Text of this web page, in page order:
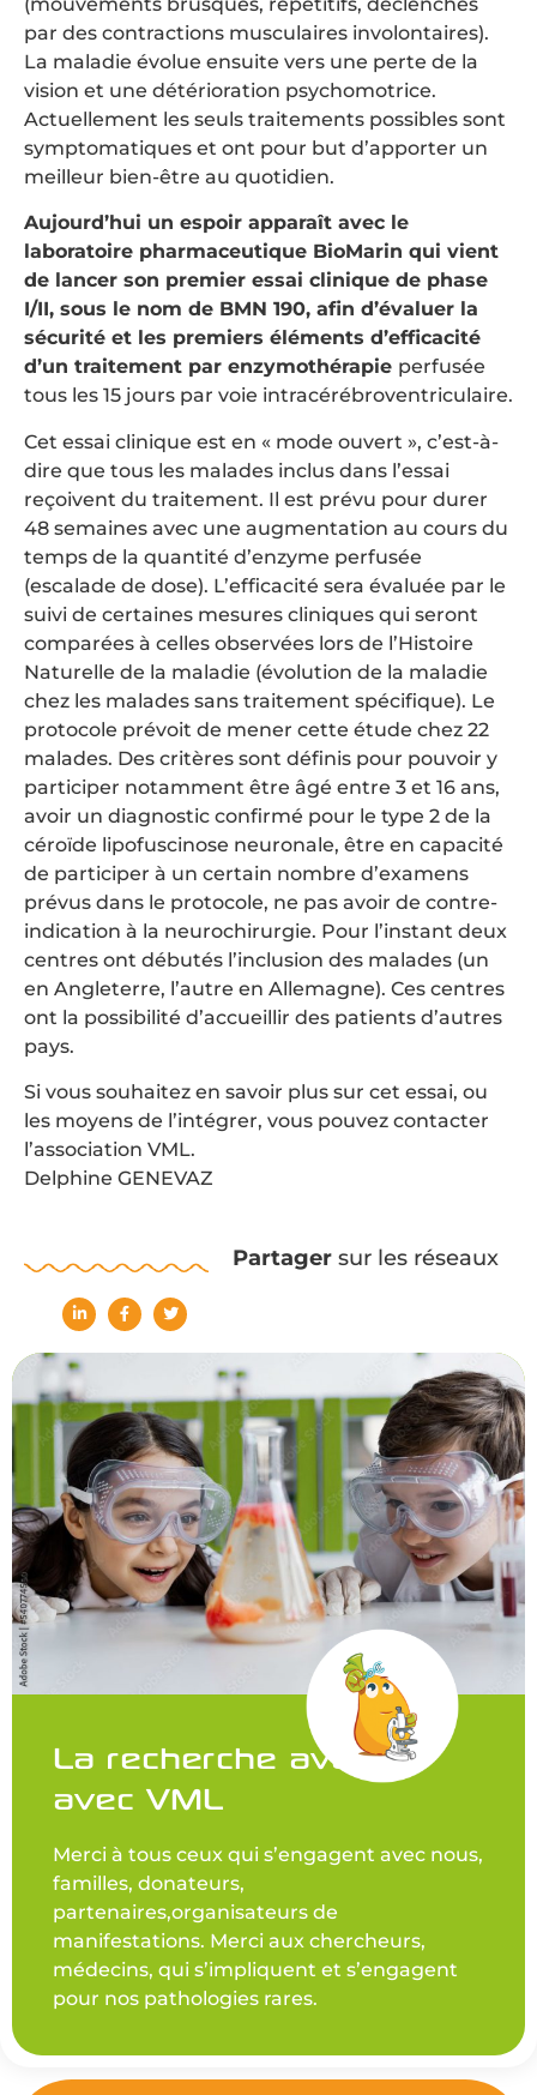
par des contractions musculaires involontaires).
La maladie évolue ensuite vers une perte de la
vision et une détérioration psychomotrice.
Actuellement les seuls traitements possibles sont
symptomatiques et ont pour but d’apporter un
meilleur bien-être au quotidien.
Aujourd’hui un espoir apparaît avec le
laboratoire pharmaceutique BioMarin qui vient
de lancer son premier essai clinique de phase
I/II, sous le nom de BMN 190, afin d’évaluer la
sécurité et les premiers éléments d’efficacité
d’un traitement par enzymothérapie perfusée
tous les 15 jours par voie intracérébroventriculaire.
Cet essai clinique est en « mode ouvert », c’est-à-
dire que tous les malades inclus dans l’essai
reçoivent du traitement. Il est prévu pour durer
48 semaines avec une augmentation au cours du
temps de la quantité d’enzyme perfusée
(escalade de dose). L’efficacité sera évaluée par le
suivi de certaines mesures cliniques qui seront
comparées à celles observées lors de l’Histoire
Naturelle de la maladie (évolution de la maladie
chez les malades sans traitement spécifique). Le
protocole prévoit de mener cette étude chez 22
malades. Des critères sont définis pour pouvoir y
participer notamment être âgé entre 3 et 16 ans,
avoir un diagnostic confirmé pour le type 2 de la
céroïde lipofuscinose neuronale, être en capacité
de participer à un certain nombre d’examens
prévus dans le protocole, ne pas avoir de contre-
indication à la neurochirurgie. Pour l’instant deux
centres ont débutés l’inclusion des malades (un
en Angleterre, l’autre en Allemagne). Ces centres
ont la possibilité d’accueillir des patients d’autres
pays.
Si vous souhaitez en savoir plus sur cet essai, ou
les moyens de l’intégrer, vous pouvez contacter
l’association VML.
Delphine GENEVAZ
Partagersur les réseaux
La recherche avance
avec VML
Merci à tous ceux qui s’engagent avec nous,
familles, donateurs,
partenaires,organisateurs de
manifestations. Merci aux chercheurs,
médecins, qui s’impliquent et s’engagent
pour nos pathologies rares.